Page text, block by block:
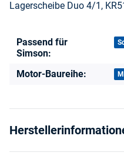
Lagerscheibe Duo 4/1,
Produkteigenschaft
Wert
Passend für
Simson:
Motor-Baureihe: